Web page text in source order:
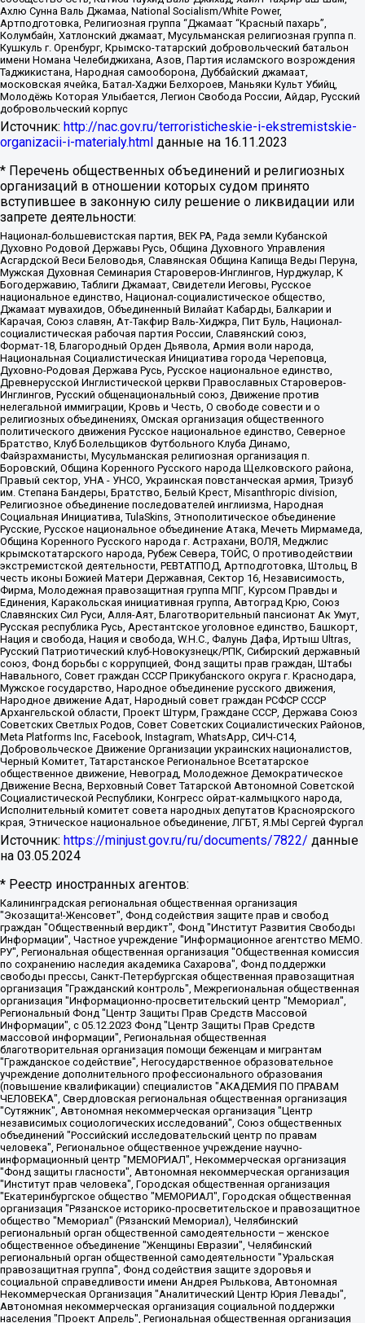
Ахлю Сунна Валь Джамаа, National Socialism/White Power,
Артподготовка, Религиозная группа “Джамаат “Красный пахарь”,
Колумбайн, Хатлонский джамаат, Мусульманская религиозная группа п.
Кушкуль г. Оренбург, Крымско-татарский добровольческий батальон
имени Номана Челебиджихана, Азов, Партия исламского возрождения
Таджикистана, Народная самооборона, Дуббайский джамаат,
московская ячейка, Батал-Хаджи Белхороев, Маньяки Культ Убийц,
Молодёжь Которая Улыбается, Легион Свобода России, Айдар, Русский
добровольческий корпус
Источник: http://nac.gov.ru/terroristicheskie-i-ekstremistskie-
organizacii-i-materialy.html данные на 16.11.2023
* Перечень общественных объединений и религиозных
организаций в отношении которых судом принято
вступившее в законную силу решение о ликвидации или
запрете деятельности:
Национал-большевистская партия, ВЕК РА, Рада земли Кубанской
Духовно Родовой Державы Русь, Община Духовного Управления
Асгардской Веси Беловодья, Славянская Община Капища Веды Перуна,
Мужская Духовная Семинария Староверов-Инглингов, Нурджулар, К
Богодержавию, Таблиги Джамаат, Свидетели Иеговы, Русское
национальное единство, Национал-социалистическое общество,
Джамаат мувахидов, Объединенный Вилайат Кабарды, Балкарии и
Карачая, Союз славян, Ат-Такфир Валь-Хиджра, Пит Буль, Национал-
социалистическая рабочая партия России, Славянский союз,
Формат-18, Благородный Орден Дьявола, Армия воли народа,
Национальная Социалистическая Инициатива города Череповца,
Духовно-Родовая Держава Русь, Русское национальное единство,
Древнерусской Инглистической церкви Православных Староверов-
Инглингов, Русский общенациональный союз, Движение против
нелегальной иммиграции, Кровь и Честь, О свободе совести и о
религиозных объединениях, Омская организация общественного
политического движения Русское национальное единство, Северное
Братство, Клуб Болельщиков Футбольного Клуба Динамо,
Файзрахманисты, Мусульманская религиозная организация п.
Боровский, Община Коренного Русского народа Щелковского района,
Правый сектор, УНА - УНСО, Украинская повстанческая армия, Тризуб
им. Степана Бандеры, Братство, Белый Крест, Misanthropic division,
Религиозное объединение последователей инглиизма, Народная
Социальная Инициатива, TulaSkins, Этнополитическое объединение
Русские, Русское национальное объединение Атака, Мечеть Мирмамеда,
Община Коренного Русского народа г. Астрахани, ВОЛЯ, Меджлис
крымскотатарского народа, Рубеж Севера, ТОЙС, О противодействии
экстремистской деятельности, РЕВТАТПОД, Артподготовка, Штольц, В
честь иконы Божией Матери Державная, Сектор 16, Независимость,
Фирма, Молодежная правозащитная группа МПГ, Курсом Правды и
Единения, Каракольская инициативная группа, Автоград Крю, Союз
Славянских Сил Руси, Алля-Аят, Благотворительный пансионат Ак Умут,
Русская республика Русь, Арестантское уголовное единство, Башкорт,
Нация и свобода, Нация и свобода, W.H.С., Фалунь Дафа, Иртыш Ultras,
Русский Патриотический клуб-Новокузнецк/РПК, Сибирский державный
союз, Фонд борьбы с коррупцией, Фонд защиты прав граждан, Штабы
Навального, Совет граждан СССР Прикубанского округа г. Краснодара,
Мужское государство, Народное объединение русского движения,
Народное движение Адат, Народный совет граждан РСФСР СССР
Архангельской области, Проект Штурм, Граждане СССР, Держава Союз
Советских Светлых Родов, Совет Советских Социалистических Районов,
Meta Platforms Inc, Facebook, Instagram, WhatsApp, СИЧ-С14,
Добровольческое Движение Организации украинских националистов,
Черный Комитет, Татарстанское Региональное Всетатарское
общественное движение, Невоград, Молодежное Демократическое
Движение Весна, Верховный Совет Татарской Автономной Советской
Социалистической Республики, Конгресс ойрат-калмыцкого народа,
Исполнительный комитет совета народных депутатов Красноярского
края, Этническое национальное объединение, ЛГБТ, Я.МЫ Сергей Фургал
Источник: https://minjust.gov.ru/ru/documents/7822/ данные
на 03.05.2024
* Реестр иностранных агентов:
Калининградская региональная общественная организация "Экозащита!-Женсовет", Фонд содействия защите прав и свобод граждан "Общественный вердикт", Фонд "Институт Развития Свободы Информации", Частное учреждение "Информационное агентство МЕМО. РУ", Региональная общественная организация "Общественная комиссия по сохранению наследия академика Сахарова", Фонд поддержки свободы прессы, Санкт-Петербургская общественная правозащитная организация "Гражданский контроль", Межрегиональная общественная организация "Информационно-просветительский центр "Мемориал", Региональный Фонд "Центр Защиты Прав Средств Массовой Информации", с 05.12.2023 Фонд "Центр Защиты Прав Средств массовой информации", Региональная общественная благотворительная организация помощи беженцам и мигрантам "Гражданское содействие", Негосударственное образовательное учреждение дополнительного профессионального образования (повышение квалификации) специалистов "АКАДЕМИЯ ПО ПРАВАМ ЧЕЛОВЕКА", Свердловская региональная общественная организация "Сутяжник", Автономная некоммерческая организация "Центр независимых социологических исследований", Союз общественных объединений "Российский исследовательский центр по правам человека", Региональное общественное учреждение научно-информационный центр "МЕМОРИАЛ", Некоммерческая организация "Фонд защиты гласности", Автономная некоммерческая организация "Институт прав человека", Городская общественная организация "Екатеринбургское общество "МЕМОРИАЛ", Городская общественная организация "Рязанское историко-просветительское и правозащитное общество "Мемориал" (Рязанский Мемориал), Челябинский региональный орган общественной самодеятельности – женское общественное объединение "Женщины Евразии", Челябинский региональный орган общественной самодеятельности "Уральская правозащитная группа", Фонд содействия защите здоровья и социальной справедливости имени Андрея Рылькова, Автономная Некоммерческая Организация "Аналитический Центр Юрия Левады", Автономная некоммерческая организация социальной поддержки населения "Проект Апрель", Региональная общественная организация помощи женщинам и детям, находящимся в кризисной ситуации "Информационно-методический центр "Анна", Фонд содействия развитию массовых коммуникаций и правовому просвещению "Так-так-Так", Фонд содействия устойчивому развитию "Серебряная тайга", Свердловский региональный общественный фонд социальных проектов "Новое время", "Idel.Реалии", Кавказ.Реалии, Крым.Реалии, Телеканал Настоящее Время, Татаро-башкирская служба Радио Свобода (Azatliq Radiosi), Радио Свободная Европа/Радио Свобода (PCE/PC), "Сибирь.Реалии", "Фактограф", Благотворительный фонд помощи осужденным и их семьям, Автономная некоммерческая организация "Институт глобализации и социальных движений", Фонд "В защиту прав заключенных", Частное учреждение "Центр поддержки и содействия развитию средств массовой информации", Пензенский региональный общественный благотворительный фонд "Гражданский союз", "Север.Реалии", Некоммерческая организация Фонд "Правовая инициатива", Общество с ограниченной ответственностью "Радио Свободная Европа/Радио Свобода", Чешское информационное агентство "MEDIUM-ORIENT", Красноярская региональная общественная организация "Мы против СПИДа", Камалягин Денис Николаевич, Маркелов Сергей Евгеньевич, Пономарев Лев Александрович, Савицкая Людмила Алексеевна, Автономная некоммерческая организация "Центр по работе с проблемой насилия "НАСИЛИЮ.НЕТ", Межрегиональный профессиональный союз работников здравоохранения "Альянс врачей", Юридическое лицо, зарегистрированное в Латвийской Республике, SIA "Medusa Project" (регистрационный номер 40103797863, дата регистрации 10.06.2014), Некоммерческая организация "Фонд по борьбе с коррупцией", Автономная некоммерческая организация "Институт права и публичной политики", Баданин Роман Сергеевич, Гликин Максим Александрович, Железнова Мария Михайловна, Лукьянова Юлия Сергеевна, Маетная Елизавета Витальевна, Маняхин Петр Борисович, Чуракова Ольга Владимировна, Ярош Юлия Петровна, Юридическое лицо "The Insider SIA", зарегистрированное в Риге, Латвийская Республика (дата регистрации 26.06.2015), являющееся администратором доменного имени интернет-издания "The Insider SIA", https://theins.ru, Постернак Алексей Евгеньевич, Рубин Михаил Аркадьевич, Анин Роман Александрович, Юридическое лицо Istories fonds, зарегистрированное в Латвийской Республике (регистрационный номер 50008295751, дата регистрации 24.02.2020), Великовский Дмитрий Александрович, Долинина Ирина Николаевна, Мароховская Алеся Алексеевна, Шлейнов Роман Юрьевич, Шмагун Олеся Валентиновна, Общество с ограниченной ответственностью "Альтаир 2021", Общество с ограниченной ответственностью "Вега 2021", Общество с ограниченной ответственностью "Главный редактор 2021", Общество с ограниченной ответственностью "Ромашки монолит", Важенков Артем Валерьевич, Ивановская областная общественная организация "Центр гендерных исследований", Гурман Юрий Альбертович, Медиапроект "ОВД-Инфо", Егоров Владимир Владимирович, Жилинский Владимир Александрович, Общество с ограниченной ответственностью "ЗП", Иванова София Юрьевна, Карезина Инна Павловна, Кильтау Екатерина Викторовна, Петров Алексей Викторович, Пискунов Сергей Евгеньевич, Смирнов Сергей Сергеевич, Тихонов Михаил Сергеевич, Общество с ограниченной ответственностью "ЖУРНАЛИСТ-ИНОСТРАННЫЙ АГЕНТ", Арапова Галина Юрьевна, Вольтская Татьяна Анатольевна, Американская компания "Mason G.E.S. Anonymous Foundation" (США), являющаяся владельцем интернет-издания https://mnews.world/, Компания "Stichting Bellingcat", зарегистрированная в Нидерландах (дата регистрации 11.07.2018), Захаров Андрей Вячеславович, Клепиковская Екатерина Дмитриевна, Общество с ограниченной ответственностью "МЕМО", Перл Роман Александрович, Симонов Евгений Алексеевич, Соловьева Елена Анатольевна, Сотников Даниил Владимирович, Сурначева Елизавета Дмитриевна, Автономная некоммерческая организация по защите прав человека и информированию населения "Якутия – Наше Мнение", Общество с ограниченной ответственностью "Москоу диджитал медиа", с 26.01.2023 Общество с ограниченной ответственностью "Чайка Белые сады", Ветошкина Валерия Валерьевна, Заговора Максим Александрович, Межрегиональное общественное движение "Российская ЛГБТ - сеть", Оленичев Максим Владимирович, Павлов Иван Юрьевич, Скворцова Елена Сергеевна, Общество с ограниченной ответственностью "Как бы инагент", Кочетков Игорь Викторович, Общество с ограниченной ответственностью "Честные выборы", Еланчик Олег Александрович, Общество с ограниченной ответственностью "Нобелевский призыв", Гималова Регина Эмилевна, Григорьев Андрей Валерьевич, Григорьева Алина Александровна, Ассоциация по содействию защите прав призывников, альтернативнослужащих и военнослужащих "Правозащитная группа "Гражданин.Армия.Право", Хисамова Регина Фаритовна, Автономная некоммерческая организация по реализации социально-правовых программ "Лилит", Дальневосточное общественное движение "Маяк", Санкт-Петербургская ЛГБТ-инициативная группа "Выход", Инициативная группа ЛГБТ+ "Реверс", Алексеев Андрей Викторович, Бекбулатова Таисия Львовна, Беляев Иван Михайлович, Владыкина Елена Сергеевна, Гельман Марат Александрович, Никульшина Вероника Юрьевна, Толоконникова Надежда Андреевна, Шендерович Виктор Анатольевич, Общество с ограниченной ответственностью "Данное сообщение", Общество с ограниченной ответственностью Издательский дом "Новая глава", Айнбиндер Александра Александровна, Московский комьюнити-центр для ЛГБТ+инициатив, Благотворительный фонд развития филантропии, Deutsche Welle (Германия, Kurt-Schumacher-Strasse 3, 53113 Bonn), Борзунова Мария Михайловна, Воробьев Виктор Викторович, Голубева Анна Львовна, Константинова Алла Михайловна, Малкова Ирина Владимировна, Мурадов Мурад Абдулгалимович, Осетинская Елизавета Николаевна, Понасенков Евгений Николаевич, Ганапольский Матвей Юрьевич, Киселев Евгений Алексеевич, Борухович Ирина Григорьевна, Дремин Иван Тимофеевич, Дубровский Дмитрий Викторович, Красноярская региональная общественная организация поддержки и развития альтернативных образовательных технологий и межкультурных коммуникаций "ИНТЕРРА", Маяковская Екатерина Алексеевна, Фейгин Марк Захарович, Филимонов Андрей Викторович, Дзугкоева Регина Николаевна, Доброхотов Роман Александрович, Дудь Юрий Александрович, Елкин Сергей Владимирович, Кругликов Кирилл Игоревич, Сабунаева Мария Леонидовна, Семенов Алексей Владимирович, Шаинян Карен Багратович, Шульман Екатерина Михайловна, Асафьев Артур Валерьевич, Вахштайн Виктор Семенович, Венедиктов Алексей Алексеевич, Лушникова Екатерина Евгеньевна, Волков Леонид Михайлович, Невзоров Александр Глебович, Пархоменко Сергей Борисович, Сироткин Ярослав Николаевич, Кара-Мурза Владимир Владимирович, Баранова Наталья Владимировна, Гозман Леонид Яковлевич, Кагарлицкий Борис Юльевич, Климарев Михаил Валерьевич, Милов Владимир Станиславович, Автономная некоммерческая организация Краснодарский центр современного искусства "Типография", Моргенштерн Алишер Тагирович, Соболь Любовь Эдуардовна, Общество с ограниченной ответственностью "ЛИЗА НОРМ", Каспаров Гарри Кимович, Ходорковский Михаил Борисович, Общество с ограниченной ответственностью "Апрельские тезисы", Данилович Ирина Брониславовна, Кашин Олег Владимирович, Петров Николай Владимирович, Пивоваров Алексей Владимирович, Соколов Михаил Владимирович, Цветкова Юлия Владимировна, Чичваркин Евгений Александрович, Комитет против пыток/Команда против пыток, Общество с ограниченной ответственностью "Первый научный", Общество с ограниченной ответственностью "Вертолет и ко", Белоцерковская Вероника Борисовна, Кац Максим Евгеньевич, Лазарева Татьяна Юрьевна, Шаведдинов Руслан Табризович, Яшин Илья Валерьевич, Общество с ограниченной ответственностью "Иноагент ААВ", Алешковский Дмитрий Петрович, Альбац Евгения Марковна, Быков Дмитрий Львович, Галямина Юлия Евгеньевна, Лойко Сергей Леонидович, Мартынов Кирилл Константинович, Медведев Сергей Александрович, Крашенинников Федор Геннадиевич, Гордеева Катерина Вл